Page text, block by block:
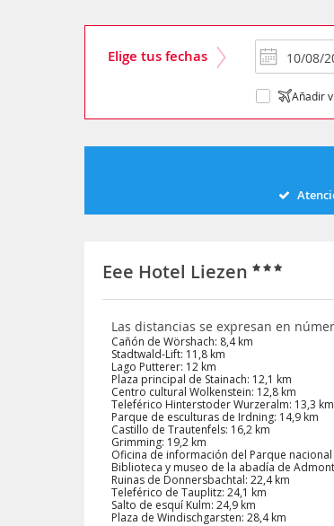
Elige tus fechas
Añadir
Eee Hotel Liezen
Las distancias se expresan en
Cañón de Wörshach: 8,4 km
Stadtwald-Lift: 11,8 km
Lago Putterer: 12 km
Plaza principal de Stainach: 12,1 km
Centro cultural Wolkenstein: 12,8 km
Teleférico Hinterstoder Wurzeralm: 13,3 km
Parque de esculturas de Irdning: 14,9 km
Castillo de Trautenfels: 16,2 km
Grimming: 19,2 km
Oficina de información del Parque nacional
Biblioteca y museo de la abadía de
Ruinas de Donnersbachtal: 22,4 km
Teleférico de Tauplitz: 24,1 km
Salto de esquí Kulm: 24,9 km
Plaza de Windischgarsten: 28,4 km